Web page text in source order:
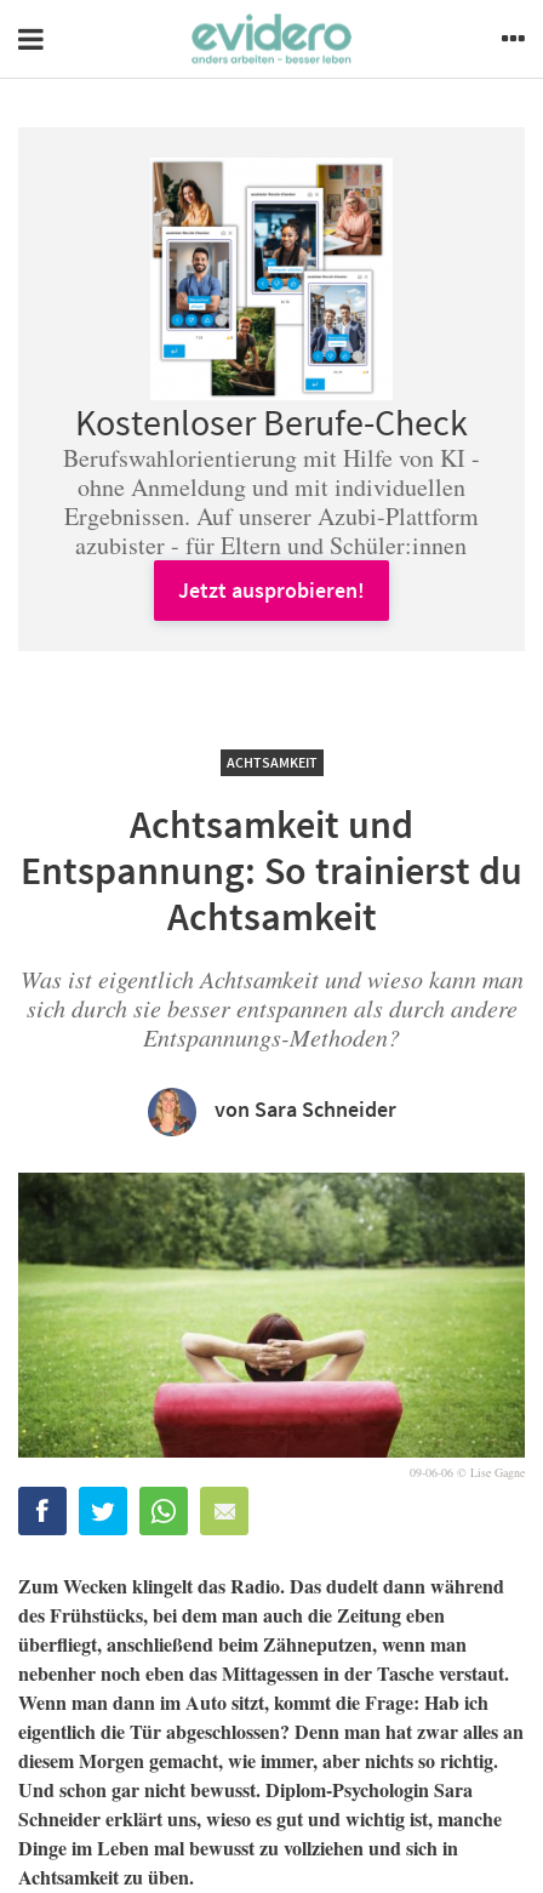
Kostenloser Berufe-Check
Berufswahlorientierung mit Hilfe von KI -
ohne Anmeldung und mit individuellen
Ergebnissen. Auf unserer Azubi-Plattform
azubister - für Eltern und Schüler:innen
Jetzt ausprobieren!
ACHTSAMKEIT
Achtsamkeit und
Entspannung: So trainierst du
Achtsamkeit
Was ist eigentlich Achtsamkeit und wieso kann man
sich durch sie besser entspannen als durch andere
Entspannungs-Methoden?
von Sara Schneider
09-06-06 © Lise Gagne
Zum Wecken klingelt das Radio. Das dudelt dann während
des Frühstücks, bei dem man auch die Zeitung eben
überfliegt, anschließend beim Zähneputzen, wenn man
nebenher noch eben das Mittagessen in der Tasche verstaut.
Wenn man dann im Auto sitzt, kommt die Frage: Hab ich
eigentlich die Tür abgeschlossen? Denn man hat zwar alles an
diesem Morgen gemacht, wie immer, aber nichts so richtig.
Und schon gar nicht bewusst. Diplom-Psychologin Sara
Schneider erklärt uns, wieso es gut und wichtig ist, manche
Dinge im Leben mal bewusst zu vollziehen und sich in
Achtsamkeit zu üben.